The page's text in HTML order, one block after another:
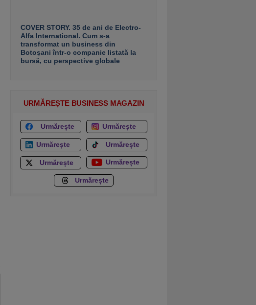
COVER STORY. 35 de ani de Electro-
Alfa International. Cum s-a
transformat un business din
Botoşani într-o companie listată la
bursă, cu perspective globale
URMĂREȘTE BUSINESS MAGAZIN
Urmărește Urmărește
Urmărește Urmărește
Urmărește Urmărește
Urmărește